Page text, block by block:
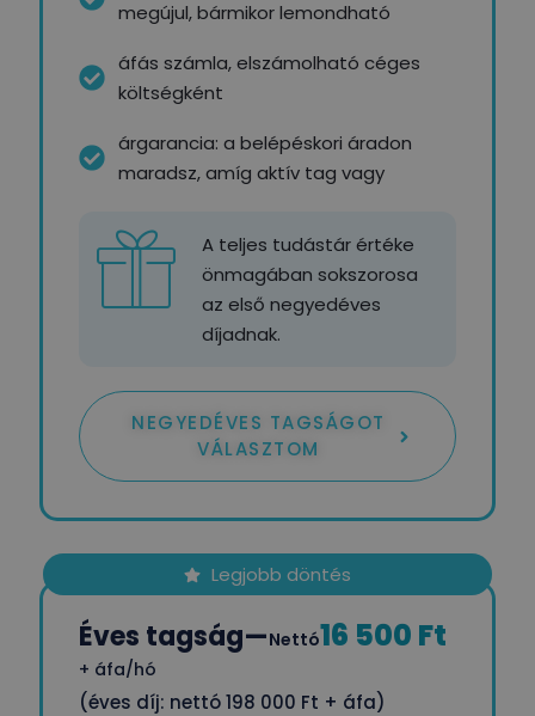
megújul, bármikor lemondható
áfás számla, elszámolható céges
költségként
árgarancia: a belépéskori áradon
maradsz, amíg aktív tag vagy
A teljes tudástár értéke
önmagában sokszorosa
az első negyedéves
díjadnak.
NEGYEDÉVES TAGSÁGOT
VÁLASZTOM
Éves tagság—Nettó16 500 Ft
+ áfa/hó
(éves díj: nettó 198 000 Ft + áfa)
Legjobb döntés